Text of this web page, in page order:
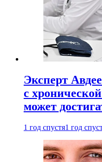
Эксперт
с
может
1 год спустя1 год